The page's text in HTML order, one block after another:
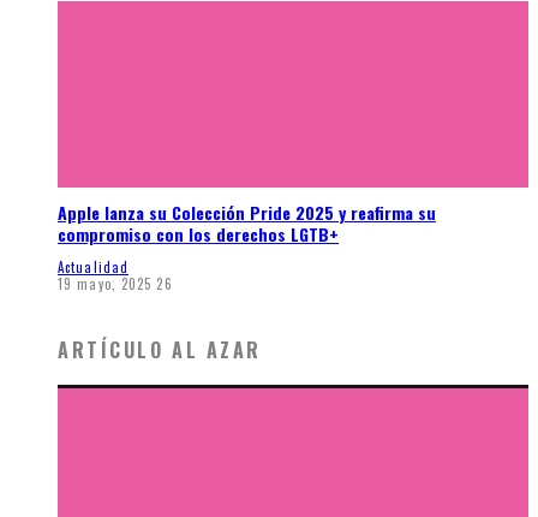
Apple lanza su Colección Pride 2025 y reafirma su
compromiso con los derechos LGTB+
Actualidad
19 mayo, 2025 26
ARTÍCULO AL AZAR